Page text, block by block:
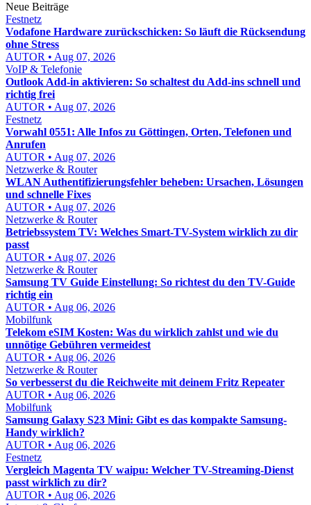
Neue Beiträge
Festnetz
Vodafone Hardware zurückschicken: So läuft die Rücksendung
ohne Stress
AUTOR • Aug 07, 2026
VoIP & Telefonie
Outlook Add-in aktivieren: So schaltest du Add-ins schnell und
richtig frei
AUTOR • Aug 07, 2026
Festnetz
Vorwahl 0551: Alle Infos zu Göttingen, Orten, Telefonen und
Anrufen
AUTOR • Aug 07, 2026
Netzwerke & Router
WLAN Authentifizierungsfehler beheben: Ursachen, Lösungen
und schnelle Fixes
AUTOR • Aug 07, 2026
Netzwerke & Router
Betriebssystem TV: Welches Smart-TV-System wirklich zu dir
passt
AUTOR • Aug 07, 2026
Netzwerke & Router
Samsung TV Guide Einstellung: So richtest du den TV-Guide
richtig ein
AUTOR • Aug 06, 2026
Mobilfunk
Telekom eSIM Kosten: Was du wirklich zahlst und wie du
unnötige Gebühren vermeidest
AUTOR • Aug 06, 2026
Netzwerke & Router
So verbesserst du die Reichweite mit deinem Fritz Repeater
AUTOR • Aug 06, 2026
Mobilfunk
Samsung Galaxy S23 Mini: Gibt es das kompakte Samsung-
Handy wirklich?
AUTOR • Aug 06, 2026
Festnetz
Vergleich Magenta TV waipu: Welcher TV-Streaming-Dienst
passt wirklich zu dir?
AUTOR • Aug 06, 2026